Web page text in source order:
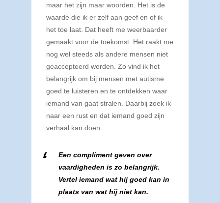
maar het zijn maar woorden. Het is de
waarde die ik er zelf aan geef en of ik
het toe laat. Dat heeft me weerbaarder
gemaakt voor de toekomst. Het raakt me
nog wel steeds als andere mensen niet
geaccepteerd worden. Zo vind ik het
belangrijk om bij mensen met autisme
goed te luisteren en te ontdekken waar
iemand van gaat stralen. Daarbij zoek ik
naar een rust en dat iemand goed zijn
verhaal kan doen.
Een compliment geven over
vaardigheden is zo belangrijk.
Vertel iemand wat hij goed kan in
plaats van wat hij niet kan.